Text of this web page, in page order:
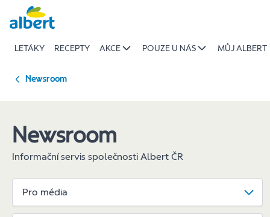
Přeskočit
Snižujeme
uhlíkovou
LETÁKY RECEPTY AKCE POUZE U NÁS MŮJ ALBERT
Newsroom
Newsroom
Informační servis společnosti Albert ČR
Pro média